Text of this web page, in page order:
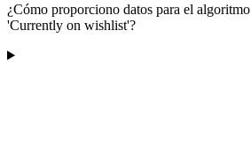
¿Cómo proporciono datos para el
'Currently on wishlist'?